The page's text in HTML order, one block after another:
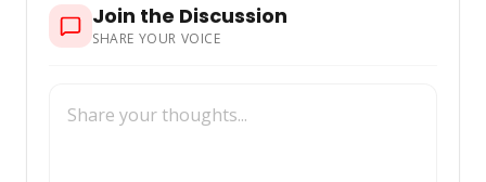
Join the Discussion
SHARE YOUR VOICE